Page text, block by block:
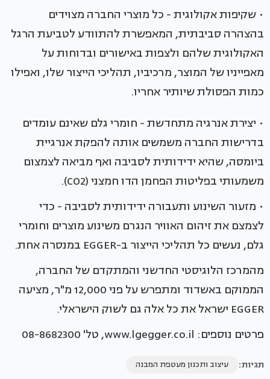
• שקיפות אקולוגית - כל מוצרי החברה מצוידים
בהצהרה סביבתית, המאפשרת להתוודע לטביעת הרגל
האקולוגית שלהם ולצפות באישורים ובדוחות על
מאפייניו של המוצר, מרכיביו, תהליכי הייצור שלו, ואפילו
כמות הפסולת שיותיר אחריו.
• יצירת אנרגיה מתחדשת - חומרי גלם שאינם עומדים
בדרישות החברה משמשים אותה להפקת אנרגיית
ביומסה, שהיא ידידותית לסביבה ואף מביאה לצמצום
משמעותי בפליטות הפחמן הדו חמצני (CO2).
• מזעור השינוע ותעבורה ידידותית לסביבה - כדי
לצמצם את זיהום האוויר הנגרם משינוע מוצרים וחומרי
גלם, נעשים כל תהליכי הייצור ב-EGGER במנסרה אחת.
מהמרכז הלוגיסטי החדשני והמתקדם של החברה,
הממוקם באשדוד ומתפרש על פני 12,000 מ"ר, מציעה
EGGER ישראל את כל אלה גם לשוק הישראלי.
פרטים נוספים: www.lgegger.co.il, טל' 08-8682300
תגיות: עיצוב ותכנון מעטפת המבנה